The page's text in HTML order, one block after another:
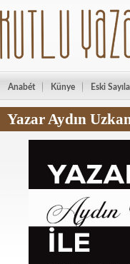
Anabét Künye Eski
Yazar Aydın